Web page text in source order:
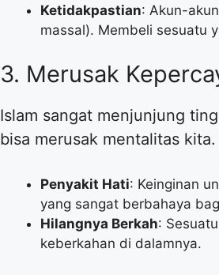
Ketidakpastian: Akun-
massal). Membeli sesuatu
​3. Merusak
​Islam sangat menjunjung
bisa merusak mentalitas kita.
Penyakit Hati: Keinginan
yang sangat berbahaya
Hilangnya Berkah:
keberkahan di dalamnya.